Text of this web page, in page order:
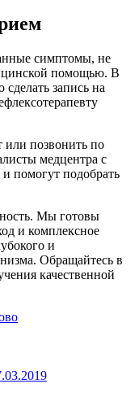
симптомы, не
помощью. В
запись на
или позвонить по
медцентра с
помогут подобрать
Мы готовы
и комплексное
и
Обращайтесь в
качественной